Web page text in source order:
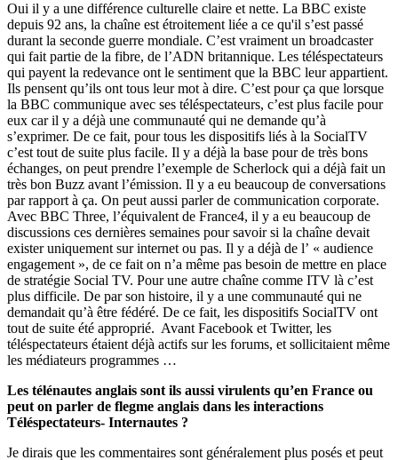
Oui il y a une différence culturelle claire et nette. La BBC existe
depuis 92 ans, la chaîne est étroitement liée a ce qu'il s’est passé
durant la seconde guerre mondiale. C’est vraiment un broadcaster
qui fait partie de la fibre, de l’ADN britannique. Les téléspectateurs
qui payent la redevance ont le sentiment que la BBC leur appartient.
Ils pensent qu’ils ont tous leur mot à dire. C’est pour ça que lorsque
la BBC communique avec ses téléspectateurs, c’est plus facile pour
eux car il y a déjà une communauté qui ne demande qu’à
s’exprimer. De ce fait, pour tous les dispositifs liés à la SocialTV
c’est tout de suite plus facile. Il y a déjà la base pour de très bons
échanges, on peut prendre l’exemple de Scherlock qui a déjà fait un
très bon Buzz avant l’émission. Il y a eu beaucoup de conversations
par rapport à ça. On peut aussi parler de communication corporate.
Avec BBC Three, l’équivalent de France4, il y a eu beaucoup de
discussions ces dernières semaines pour savoir si la chaîne devait
exister uniquement sur internet ou pas. Il y a déjà de l’ « audience
engagement », de ce fait on n’a même pas besoin de mettre en place
de stratégie Social TV. Pour une autre chaîne comme ITV là c’est
plus difficile. De par son histoire, il y a une communauté qui ne
demandait qu’à être fédéré. De ce fait, les dispositifs SocialTV ont
tout de suite été approprié. Avant Facebook et Twitter, les
téléspectateurs étaient déjà actifs sur les forums, et sollicitaient même
les médiateurs programmes …
Les télénautes anglais sont ils aussi virulents qu’en France ou
peut on parler de flegme anglais dans les interactions
Téléspectateurs- Internautes ?
Je dirais que les commentaires sont généralement plus posés et peut